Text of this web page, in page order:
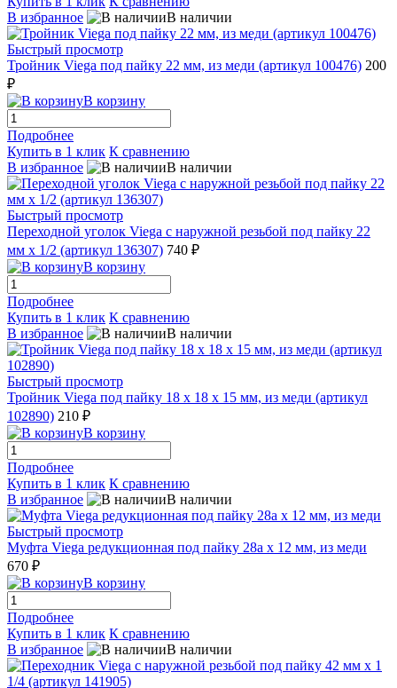
В избранное
В наличии
Быстрый просмотр
Тройник Viega под пайку 22 мм, из меди (артикул 100476) 200
₽
В корзину
Подробнее
Купить в 1 клик К сравнению
В избранное
В наличии
Быстрый просмотр
Переходной уголок Viega с наружной резьбой под пайку 22
мм х 1/2 (артикул 136307) 740 ₽
В корзину
Подробнее
Купить в 1 клик К сравнению
В избранное
В наличии
Быстрый просмотр
Тройник Viega под пайку 18 x 18 x 15 мм, из меди (артикул
102890) 210 ₽
В корзину
Подробнее
Купить в 1 клик К сравнению
В избранное
В наличии
Быстрый просмотр
Муфта Viega редукционная под пайку 28a х 12 мм, из меди
670 ₽
В корзину
Подробнее
Купить в 1 клик К сравнению
В избранное
В наличии